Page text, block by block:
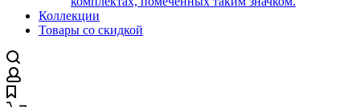
Коллекции
Товары со скидкой